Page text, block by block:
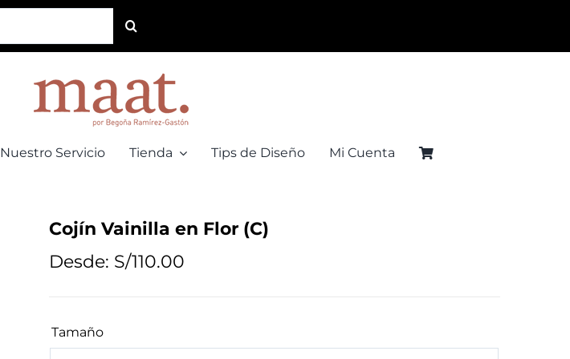
Nuestro Servicio Tienda Tips de Diseño Mi Cuenta
Cojín Vainilla en Flor (C)
Desde: S/110.00
Tamaño